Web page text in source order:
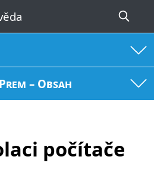
– Obsah
počítače